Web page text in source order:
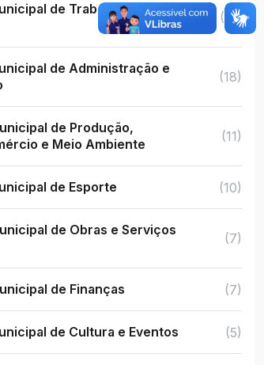
de Trabalho e Assistência
(21)
de Administração e
(18)
de Produção,
e Meio Ambiente
(11)
de Esporte (10)
de Obras e Serviços
(7)
de Finanças (7)
de Cultura e Eventos (5)